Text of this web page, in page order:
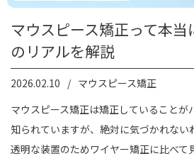
マウスピース矯正って本当
のリアルを解説
2026.02.10
マウスピース矯正
マウスピース矯正は矯正していることが
知られていますが、絶対に気づかれない
透明な装置のためワイヤー矯正に比べて